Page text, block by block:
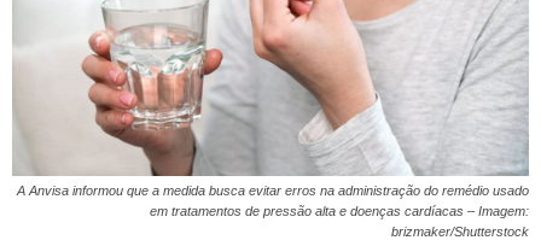
A Anvisa informou que a medida busca evitar erros na administração do remédio usado
em tratamentos de pressão alta e doenças cardíacas – Imagem:
brizmaker/Shutterstock